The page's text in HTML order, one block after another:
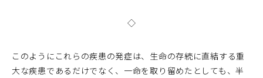
◇
このようにこれらの疾患の発症は、生命の存続に直結する重
大な疾患であるだけでなく、一命を取り留めたとしても、半